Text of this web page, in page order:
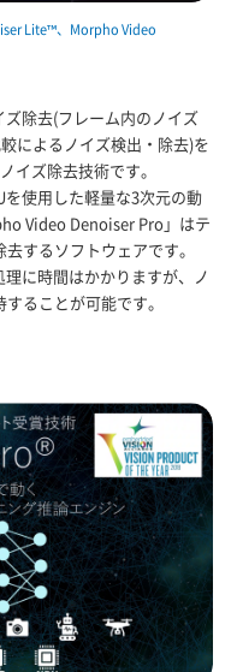
Lite™、Morpho Video
除去(フレーム内のノイズ
によるノイズ検出・除去)を
イズ除去技術です。
使用した軽量な3次元の動
Video Denoiser Pro」はテ
するソフトウェアです。
に時間はかかりますが、ノ
ることが可能です。